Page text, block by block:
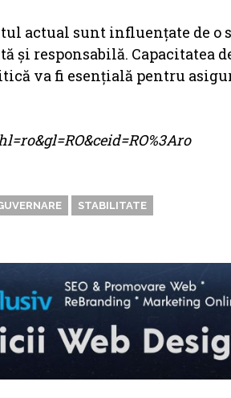
actual sunt influențate de o
și responsabilă. Capacitatea
va fi esențială pentru
STABILITATE